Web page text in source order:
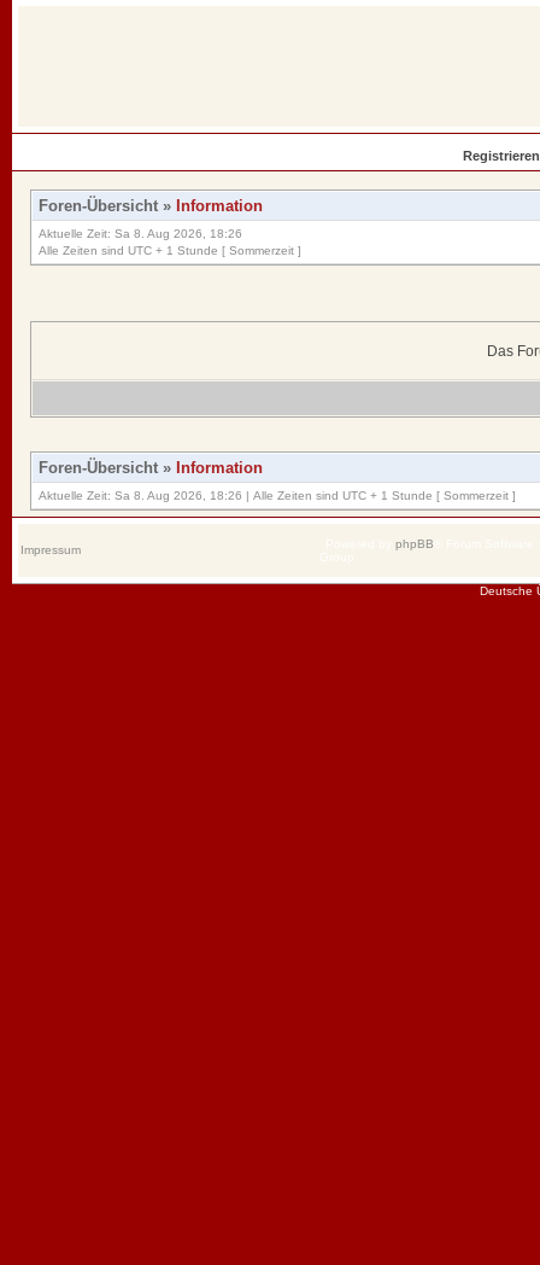
Registrieren
Foren-Übersicht » Information
Aktuelle Zeit: Sa 8. Aug 2026, 18:26
Alle Zeiten sind UTC + 1 Stunde [ Sommerzeit ]
Das
Foren-Übersicht » Information
Aktuelle Zeit: Sa 8. Aug 2026, 18:26 | Alle Zeiten sind UTC + 1 Stunde [ Sommerzeit ]
Impressum phpBB
Deutsche